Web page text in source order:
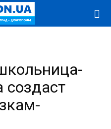
создаст